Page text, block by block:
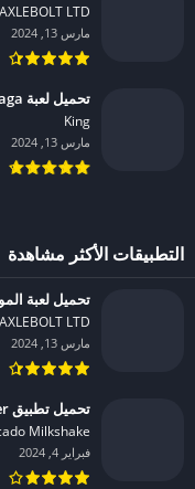
AXLEBOLT LTD‏
مارس 13, 2024
تحميل لعبة Farm Heroes Saga مهكرة للاندرويد 2024
King‏
مارس 13, 2024
التطبيقات الأكثر مشاهدة
تحميل لعبة المواجهة 2 مهكرة
AXLEBOLT LTD‏
مارس 13, 2024
تحميل تطبيق Provid Video Player مهكر للاندرويد 2024
Milkshake‏
فبراير 4, 2024